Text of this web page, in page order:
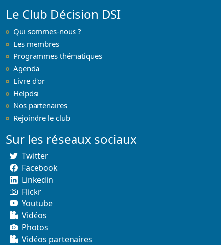
Le Club Décision DSI
Qui sommes-nous ?
Les membres
Programmes thématiques
Agenda
Livre d'or
Helpdsi
Nos partenaires
Rejoindre le club
Sur les réseaux sociaux
Twitter
Facebook
Linkedin
Flickr
Youtube
Vidéos
Photos
Vidéos partenaires